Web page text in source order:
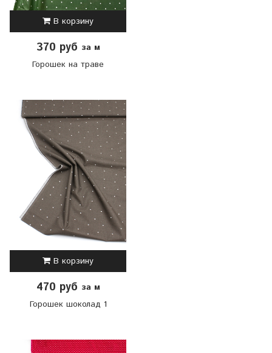
В корзину
370 руб за м
Горошек на траве
В корзину
470 руб за м
Горошек шоколад 1